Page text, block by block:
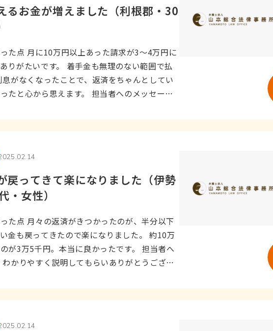
るお金が増えました（利根郡・30
た点 月に10万円以上あった請求が3〜4万円に
りがたいです。 着手金も無理のない範囲で払
がなくなったことで、返済をちゃんとしてい
たと心から思えます。 担当者へのメッセージ
戻ってきて楽になりました（伊勢
・女性）
た点 月々の返済がきつかったのが、半分以下
金も戻ってきたので楽になりました。 約10万
が3万5千円。本当に良かったです。 担当者へ
かりやすく説明してもらいありがとうござい